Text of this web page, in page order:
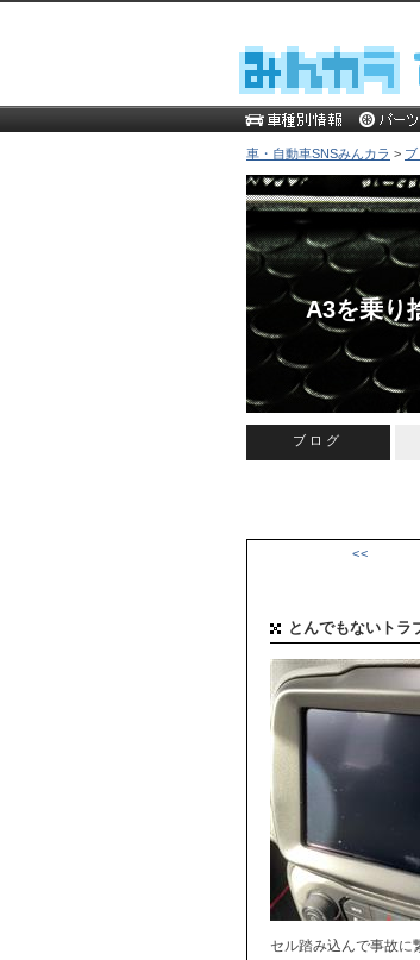
車・自動車SNSみんカラ >
A3を乗り
ブログ
<< ザ
とんでもないトラ
セル踏み込んで事故に